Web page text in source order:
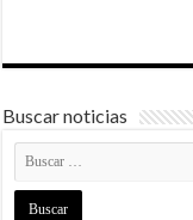
Buscar noticias